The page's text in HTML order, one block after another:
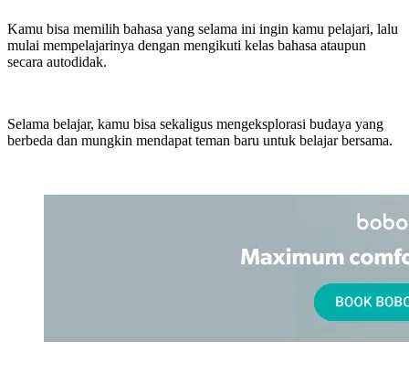
Kamu bisa memilih bahasa yang selama ini ingin kamu pelajari, lalu
mulai mempelajarinya dengan mengikuti kelas bahasa ataupun
secara autodidak.
Selama belajar, kamu bisa sekaligus mengeksplorasi budaya yang
berbeda dan mungkin mendapat teman baru untuk belajar bersama.